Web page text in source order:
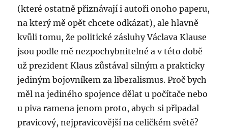
(které ostatně přiznávají i autoři onoho paperu,
na který mě opět chcete odkázat), ale hlavně
kvůli tomu, že politické zásluhy Václava Klause
jsou podle mě nezpochybnitelné a v této době
už prezident Klaus zůstával silným a prakticky
jediným bojovníkem za liberalismus. Proč bych
měl na jediného spojence dělat u počítače nebo
u piva ramena jenom proto, abych si připadal
pravicový, nejpravicovější na celičkém světě?